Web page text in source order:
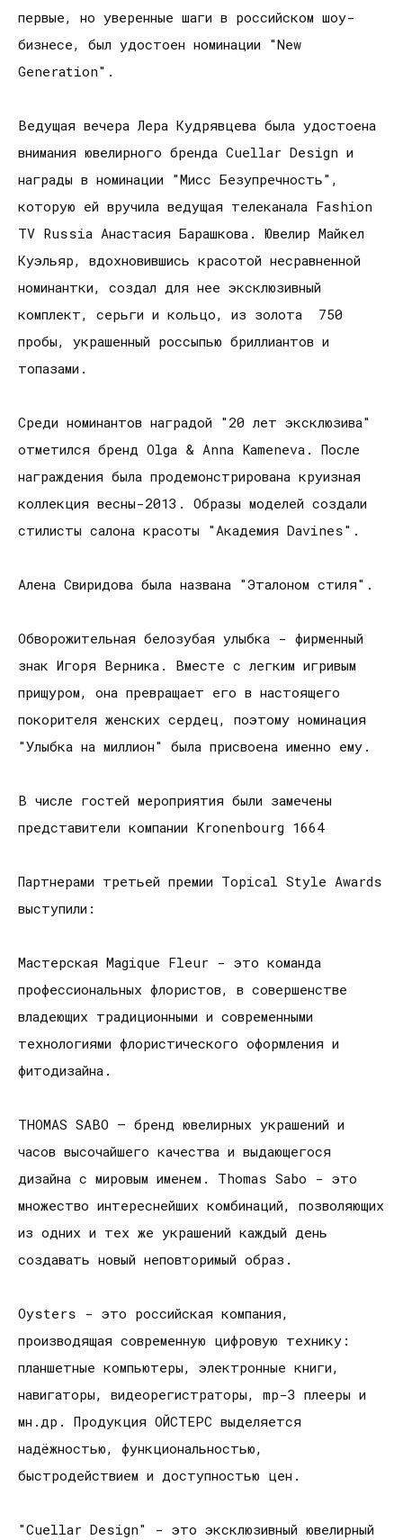
первые, но уверенные шаги в российском шоу-
бизнесе, был удостоен номинации "New
Generation".
Ведущая вечера Лера Кудрявцева была удостоена
внимания ювелирного бренда Cuellar Design и
награды в номинации "Мисс Безупречность",
которую ей вручила ведущая телеканала Fashion
TV Russia Анастасия Барашкова. Ювелир Майкел
Куэльяр, вдохновившись красотой несравненной
номинантки, создал для нее эксклюзивный
комплект, серьги и кольцо, из золота 750
пробы, украшенный россыпью бриллиантов и
топазами.
Среди номинантов наградой "20 лет эксклюзива"
отметился бренд Olga & Anna Kameneva. После
награждения была продемонстрирована круизная
коллекция весны-2013. Образы моделей создали
стилисты салона красоты "Академия Davines".
Алена Свиридова была названа "Эталоном стиля".
Обворожительная белозубая улыбка - фирменный
знак Игоря Верника. Вместе с легким игривым
прищуром, она превращает его в настоящего
покорителя женских сердец, поэтому номинация
"Улыбка на миллион" была присвоена именно ему.
В числе гостей мероприятия были замечены
представители компании Kronenbourg 1664
Партнерами третьей премии Topical Style Awards
выступили:
Мастерская Мagique Fleur - это команда
профессиональных флористов, в совершенстве
владеющих традиционными и современными
технологиями флористического оформления и
фитодизайна.
THOMAS SABO – бренд ювелирных украшений и
часов высочайшего качества и выдающегося
дизайна с мировым именем. Thomas Sabo - это
множество интереснейших комбинаций, позволяющих
из одних и тех же украшений каждый день
создавать новый неповторимый образ.
Oysters - это российская компания,
производящая современную цифровую технику:
планшетные компьютеры, электронные книги,
навигаторы, видеорегистраторы, mp-3 плееры и
мн.др. Продукция ОЙСТЕРС выделяется
надёжностью, функциональностью,
быстродействием и доступностью цен.
"Cuellar Design" - это эксклюзивный ювелирный